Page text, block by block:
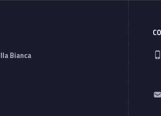
Bianca